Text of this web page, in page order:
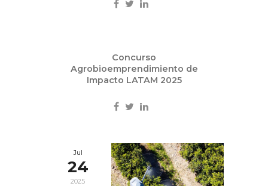
25
2025
Concurso
Agrobioemprendimiento de
Impacto LATAM 2025
Jul
24
2025